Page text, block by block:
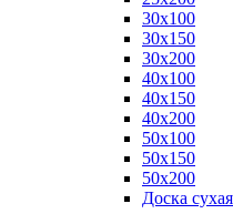
30х100
30х150
30х200
40х100
40х150
40х200
50х100
50х150
50х200
Доска